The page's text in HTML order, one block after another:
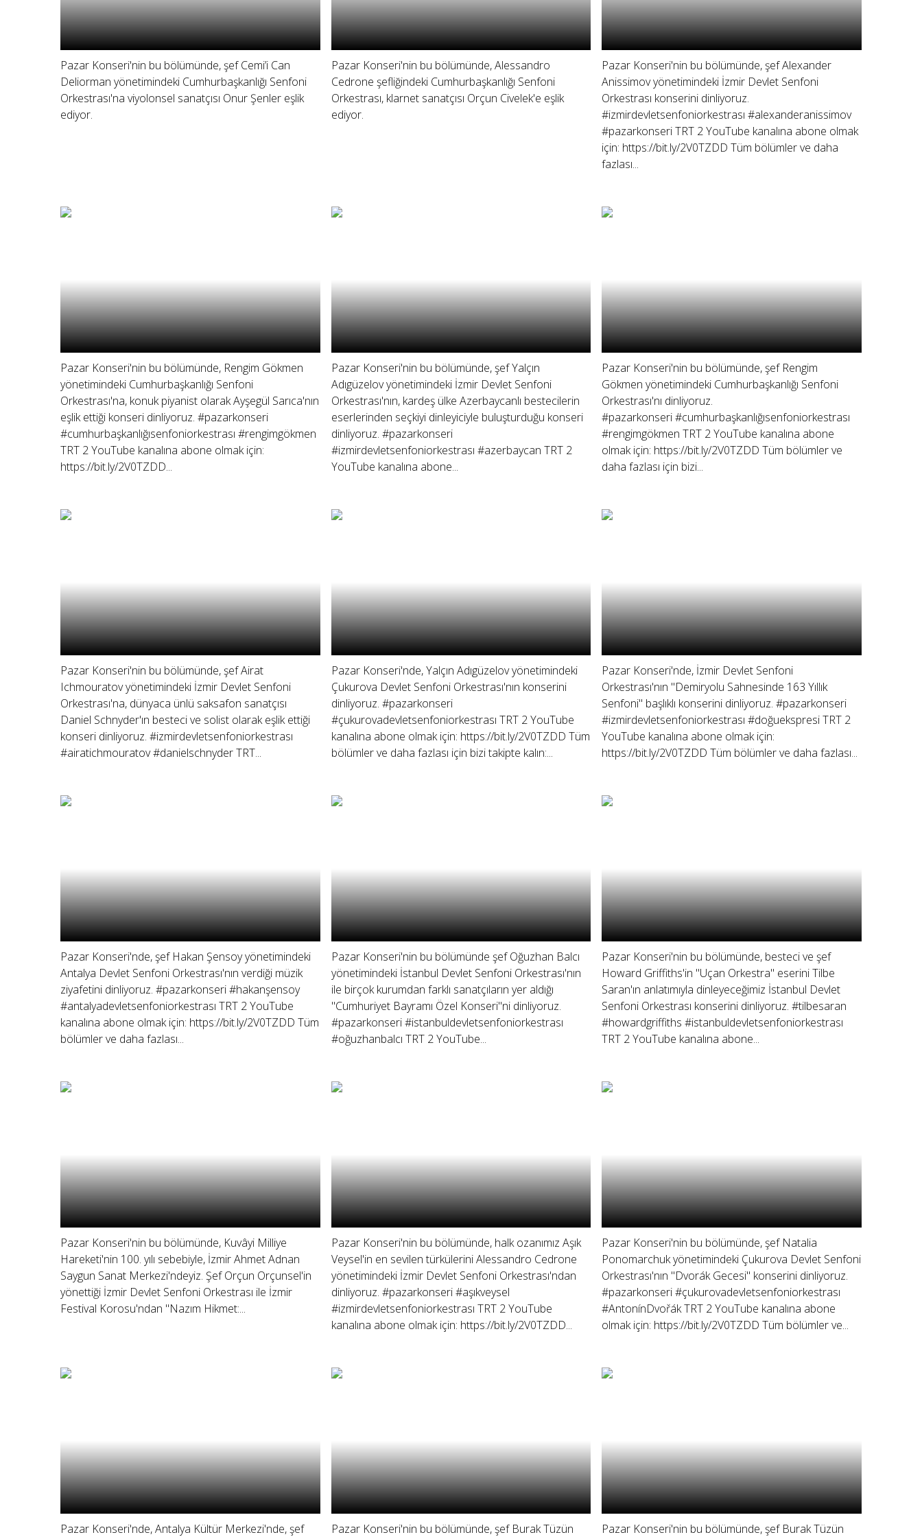
Pazar Konseri'nin bu bölümünde, şef Cemi’i Can
Deliorman yönetimindeki Cumhurbaşkanlığı Senfoni
Orkestrası'na viyolonsel sanatçısı Onur Şenler eşlik
ediyor.
Pazar Konseri'nin bu bölümünde, Alessandro
Cedrone şefliğindeki Cumhurbaşkanlığı Senfoni
Orkestrası, klarnet sanatçısı Orçun Civelek'e eşlik
ediyor.
Pazar Konseri'nin bu bölümünde, şef Alexander
Anissimov yönetimindeki İzmir Devlet Senfoni
Orkestrası konserini dinliyoruz.
#izmirdevletsenfoniorkestrası #alexanderanissimov
#pazarkonseri TRT 2 YouTube kanalına abone olmak
için: https://bit.ly/2V0TZDD Tüm bölümler ve daha
fazlası...
Pazar Konseri'nin bu bölümünde, Rengim Gökmen
yönetimindeki Cumhurbaşkanlığı Senfoni
Orkestrası'na, konuk piyanist olarak Ayşegül Sarıca'nın
eşlik ettiği konseri dinliyoruz. #pazarkonseri
#cumhurbaşkanlığısenfoniorkestrası #rengimgökmen
TRT 2 YouTube kanalına abone olmak için:
https://bit.ly/2V0TZDD...
Pazar Konseri'nin bu bölümünde, şef Yalçın
Adıgüzelov yönetimindeki İzmir Devlet Senfoni
Orkestrası'nın, kardeş ülke Azerbaycanlı bestecilerin
eserlerinden seçkiyi dinleyiciyle buluşturduğu konseri
dinliyoruz. #pazarkonseri
#izmirdevletsenfoniorkestrası #azerbaycan TRT 2
YouTube kanalına abone...
Pazar Konseri'nin bu bölümünde, şef Rengim
Gökmen yönetimindeki Cumhurbaşkanlığı Senfoni
Orkestrası'nı dinliyoruz.
#pazarkonseri #cumhurbaşkanlığısenfoniorkestrası
#rengimgökmen TRT 2 YouTube kanalına abone
olmak için: https://bit.ly/2V0TZDD Tüm bölümler ve
daha fazlası için bizi...
Pazar Konseri'nin bu bölümünde, şef Airat
Ichmouratov yönetimindeki İzmir Devlet Senfoni
Orkestrası'na, dünyaca ünlü saksafon sanatçısı
Daniel Schnyder'ın besteci ve solist olarak eşlik ettiği
konseri dinliyoruz. #izmirdevletsenfoniorkestrası
#airatichmouratov #danielschnyder TRT...
Pazar Konseri'nde, Yalçın Adıgüzelov yönetimindeki
Çukurova Devlet Senfoni Orkestrası'nın konserini
dinliyoruz. #pazarkonseri
#çukurovadevletsenfoniorkestrası TRT 2 YouTube
kanalına abone olmak için: https://bit.ly/2V0TZDD Tüm
bölümler ve daha fazlası için bizi takipte kalın:...
Pazar Konseri'nde, İzmir Devlet Senfoni
Orkestrası'nın "Demiryolu Sahnesinde 163 Yıllık
Senfoni" başlıklı konserini dinliyoruz. #pazarkonseri
#izmirdevletsenfoniorkestrası #doğuekspresi TRT 2
YouTube kanalına abone olmak için:
https://bit.ly/2V0TZDD Tüm bölümler ve daha fazlası...
Pazar Konseri'nde, şef Hakan Şensoy yönetimindeki
Antalya Devlet Senfoni Orkestrası'nın verdiği müzik
ziyafetini dinliyoruz. #pazarkonseri #hakanşensoy
#antalyadevletsenfoniorkestrası TRT 2 YouTube
kanalına abone olmak için: https://bit.ly/2V0TZDD Tüm
bölümler ve daha fazlası...
Pazar Konseri'nin bu bölümünde şef Oğuzhan Balcı
yönetimindeki İstanbul Devlet Senfoni Orkestrası'nın
ile birçok kurumdan farklı sanatçıların yer aldığı
"Cumhuriyet Bayramı Özel Konseri"ni dinliyoruz.
#pazarkonseri #istanbuldevletsenfoniorkestrası
#oğuzhanbalcı TRT 2 YouTube...
Pazar Konseri'nin bu bölümünde, besteci ve şef
Howard Griffiths'in "Uçan Orkestra" eserini Tilbe
Saran'ın anlatımıyla dinleyeceğimiz İstanbul Devlet
Senfoni Orkestrası konserini dinliyoruz. #tilbesaran
#howardgriffiths #istanbuldevletsenfoniorkestrası
TRT 2 YouTube kanalına abone...
Pazar Konseri'nin bu bölümünde, Kuvâyi Milliye
Hareketi'nin 100. yılı sebebiyle, İzmir Ahmet Adnan
Saygun Sanat Merkezi'ndeyiz. Şef Orçun Orçunsel'in
yönettiği İzmir Devlet Senfoni Orkestrası ile İzmir
Festival Korosu'ndan "Nazım Hikmet:...
Pazar Konseri'nin bu bölümünde, halk ozanımız Aşık
Veysel'in en sevilen türkülerini Alessandro Cedrone
yönetimindeki İzmir Devlet Senfoni Orkestrası'ndan
dinliyoruz. #pazarkonseri #aşıkveysel
#izmirdevletsenfoniorkestrası TRT 2 YouTube
kanalına abone olmak için: https://bit.ly/2V0TZDD...
Pazar Konseri'nin bu bölümünde, şef Natalia
Ponomarchuk yönetimindeki Çukurova Devlet Senfoni
Orkestrası'nın "Dvorák Gecesi" konserini dinliyoruz.
#pazarkonseri #çukurovadevletsenfoniorkestrası
#AntonínDvořák TRT 2 YouTube kanalına abone
olmak için: https://bit.ly/2V0TZDD Tüm bölümler ve...
Pazar Konseri'nde, Antalya Kültür Merkezi'nde, şef Pazar Konseri'nin bu bölümünde, şef Burak Tüzün Pazar Konseri'nin bu bölümünde, şef Burak Tüzün